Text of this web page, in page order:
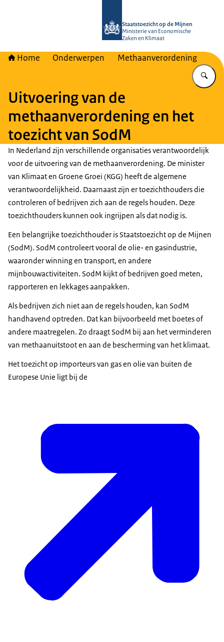
Staatstoezicht op de Mijnen
Ministerie van Economische
Zaken en Klimaat
Home Onderwerpen Methaanverordening
Uitvoering van de
methaanverordening en het
toezicht van SodM
In Nederland zijn verschillende organisaties verantwoordelijk
voor de uitvoering van de methaanverordening. De minister
van Klimaat en Groene Groei (KGG) heeft de algemene
verantwoordelijkheid. Daarnaast zijn er toezichthouders die
controleren of bedrijven zich aan de regels houden. Deze
toezichthouders kunnen ook ingrijpen als dat nodig is.
Een belangrijke toezichthouder is Staatstoezicht op de Mijnen
(SodM). SodM controleert vooral de olie- en gasindustrie,
waaronder winning en transport, en andere
mijnbouwactiviteiten. SodM kijkt of bedrijven goed meten,
rapporteren en lekkages aanpakken.
Als bedrijven zich niet aan de regels houden, kan SodM
handhavend optreden. Dat kan bijvoorbeeld met boetes of
andere maatregelen. Zo draagt SodM bij aan het verminderen
van methaanuitstoot en aan de bescherming van het klimaat.
Het toezicht op importeurs van gas en olie van buiten de
Europese Unie ligt bij de